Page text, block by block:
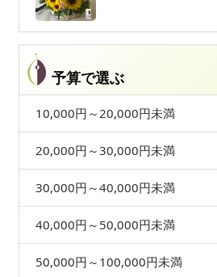
予算で選ぶ
10,000円～20,000円未満
20,000円～30,000円未満
30,000円～40,000円未満
40,000円～50,000円未満
50,000円～100,000円未満